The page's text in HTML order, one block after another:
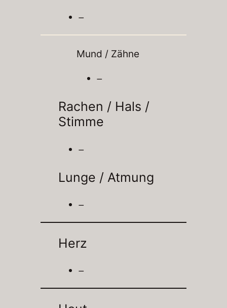
–
Mund / Zähne
–
Rachen / Hals /
Stimme
–
Lunge / Atmung
–
Herz
–